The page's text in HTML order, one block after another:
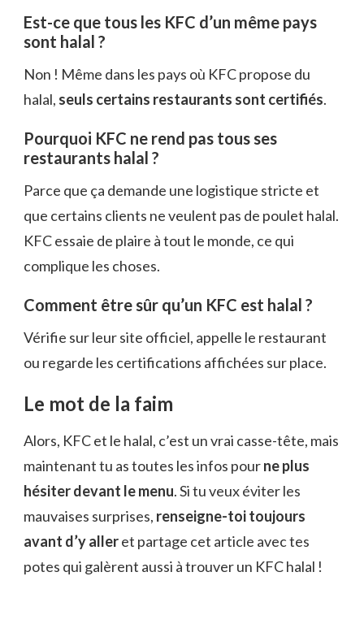
Est-ce que tous les KFC d’un même pays
sont halal ?
Non ! Même dans les pays où KFC propose du
halal, seuls certains restaurants sont certifiés.
Pourquoi KFC ne rend pas tous ses
restaurants halal ?
Parce que ça demande une logistique stricte et
que certains clients ne veulent pas de poulet halal.
KFC essaie de plaire à tout le monde, ce qui
complique les choses.
Comment être sûr qu’un KFC est halal ?
Vérifie sur leur site officiel, appelle le restaurant
ou regarde les certifications affichées sur place.
Le mot de la faim
Alors, KFC et le halal, c’est un vrai casse-tête, mais
maintenant tu as toutes les infos pourne plus
hésiter devant le menu. Si tu veux éviter les
mauvaises surprises, renseigne-toi toujours
avant d’y alleret partage cet article avec tes
potes qui galèrent aussi à trouver un KFC halal !